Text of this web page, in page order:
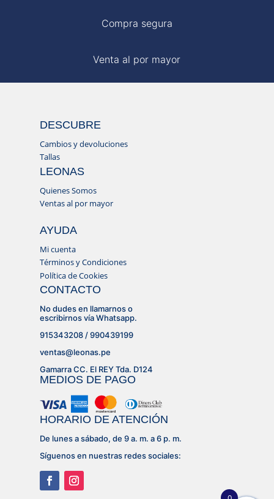
Compra segura
Venta al por mayor
DESCUBRE
Cambios y devoluciones
Tallas
LEONAS
Quienes Somos
Ventas al por mayor
AYUDA
Mi cuenta
Términos y Condiciones
Política de Cookies
CONTACTO
No dudes en llamarnos o
escribirnos vía Whatsapp.
915343208 / 990439199
ventas@leonas.pe
Gamarra CC. El REY Tda. D124
MEDIOS DE PAGO
HORARIO DE ATENCIÓN
De lunes a sábado, de 9 a. m. a 6 p. m.
Síguenos en nuestras redes sociales: